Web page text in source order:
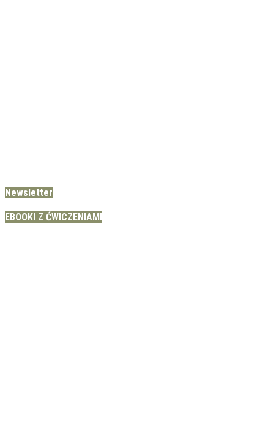
Newsletter
EBOOKI Z ĆWICZENIAMI